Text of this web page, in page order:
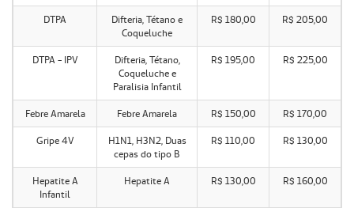
DTPA
Difteria, Tétano e
Coqueluche
R$ 180,00 R$ 205,00
DTPA - IPV
Difteria, Tétano,
Coqueluche e
Paralisia Infantil
R$ 195,00 R$ 225,00
Febre Amarela Febre Amarela R$ 150,00 R$ 170,00
Gripe 4V
H1N1, H3N2, Duas
cepas do tipo B
R$ 110,00 R$ 130,00
Hepatite A
Infantil
Hepatite A R$ 130,00 R$ 160,00